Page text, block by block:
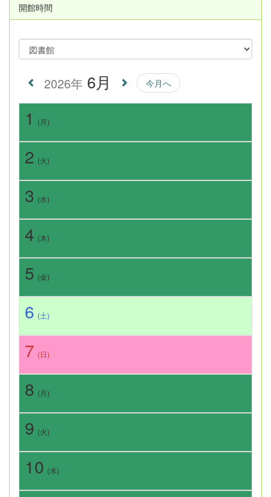
開館時間
2026年 6月 今月へ
1 (月)
2 (火)
3 (水)
4 (木)
5 (金)
6 (土)
7 (日)
8 (月)
9 (火)
10 (水)